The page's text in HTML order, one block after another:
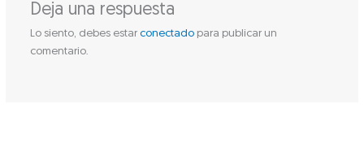
Deja una respuesta
Lo siento, debes estar conectadopara publicar un
comentario.